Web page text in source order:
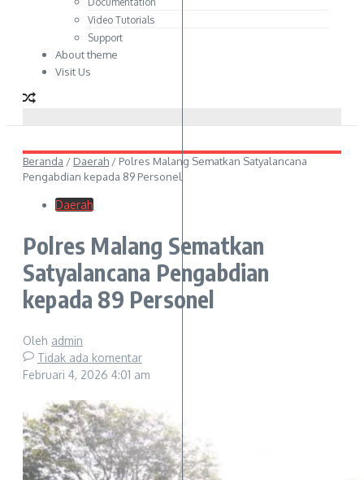
Video Tutorials
Support
About theme
Visit Us
Beranda / Daerah / Polres Malang Sematkan Satyalancana
Pengabdian kepada 89 Personel
Daerah
Polres Malang Sematkan
Satyalancana Pengabdian
kepada 89 Personel
Oleh admin
Tidak ada komentar
Februari 4, 2026 4:01 am